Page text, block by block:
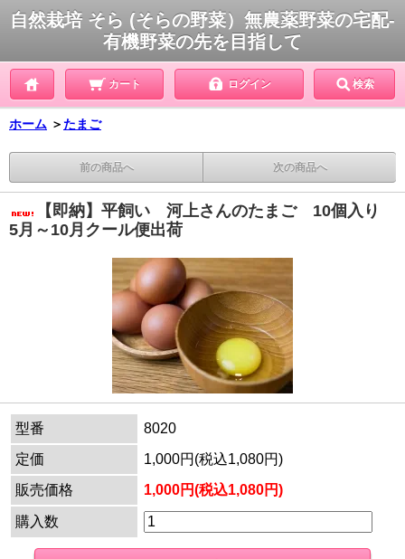
自然栽培 そら (そらの野菜）無農薬野菜の宅配-
有機野菜の先を目指して
カート ログイン 検索
ホーム ＞たまご
前の商品へ 次の商品へ
【即納】平飼い 河上さんのたまご 10個入り
5月～10月クール便出荷
型番
8020
定価
1,000円(税込1,080円)
販売価格
1,000円(税込1,080円)
購入数